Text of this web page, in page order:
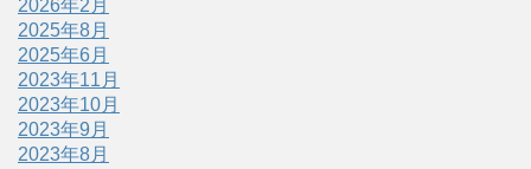
2026年2月
2025年8月
2025年6月
2023年11月
2023年10月
2023年9月
2023年8月